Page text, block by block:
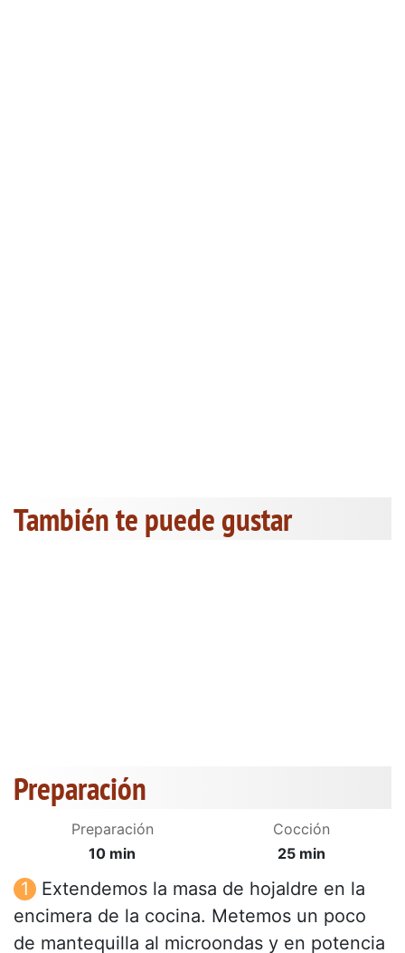
También te puede gustar
Preparación
Preparación
10 min
Cocción
25 min
Extendemos la masa de hojaldre en la
encimera de la cocina. Metemos un poco
de mantequilla al microondas y en potencia